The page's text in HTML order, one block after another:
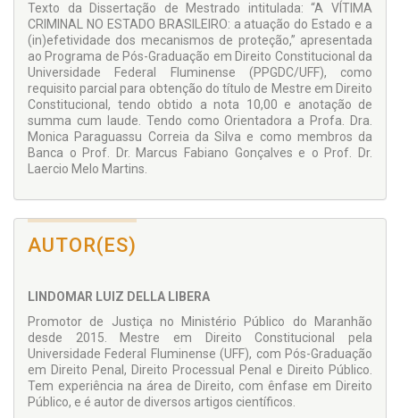
Texto da Dissertação de Mestrado intitulada: “A VÍTIMA
CRIMINAL NO ESTADO BRASILEIRO: a atuação do Estado e a
(in)efetividade dos mecanismos de proteção,” apresentada
ao Programa de Pós-Graduação em Direito Constitucional da
Universidade Federal Fluminense (PPGDC/UFF), como
requisito parcial para obtenção do título de Mestre em Direito
Constitucional, tendo obtido a nota 10,00 e anotação de
summa cum laude. Tendo como Orientadora a Profa. Dra.
Monica Paraguassu Correia da Silva e como membros da
Banca o Prof. Dr. Marcus Fabiano Gonçalves e o Prof. Dr.
Laercio Melo Martins.
AUTOR(ES)
LINDOMAR LUIZ DELLA LIBERA
Promotor de Justiça no Ministério Público do Maranhão
desde 2015. Mestre em Direito Constitucional pela
Universidade Federal Fluminense (UFF), com Pós-Graduação
em Direito Penal, Direito Processual Penal e Direito Público.
Tem experiência na área de Direito, com ênfase em Direito
Público, e é autor de diversos artigos científicos.